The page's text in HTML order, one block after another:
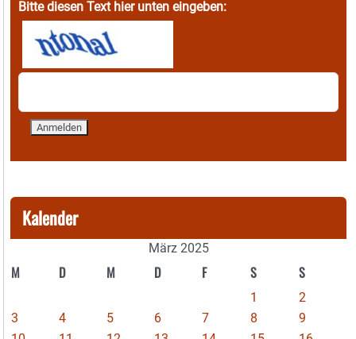
Bitte diesen Text hier unten eingeben:
Kalender
März 2025
M D M D F S S
1
2
3
4 5 6 7 8
9